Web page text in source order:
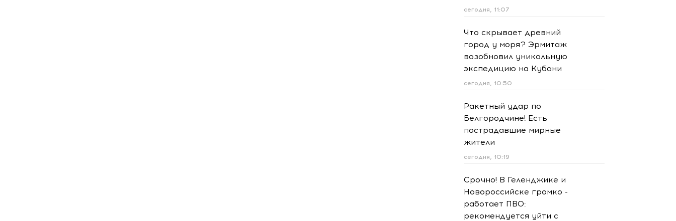
сегодня, 11:07
Что скрывает древний
город у моря? Эрмитаж
возобновил уникальную
экспедицию на Кубани
сегодня, 10:50
Ракетный удар по
Белгородчине! Есть
пострадавшие мирные
жители
сегодня, 10:19
Срочно! В Геленджике и
Новороссийске громко -
работает ПВО:
рекомендуется уйти с